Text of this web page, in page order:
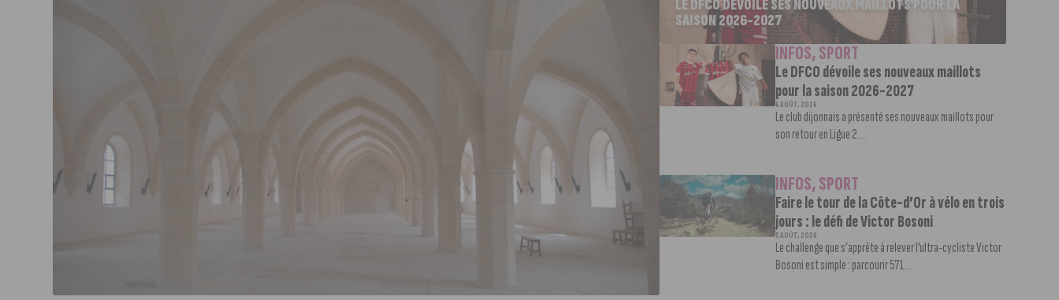
LE DFCO DÉVOILE SES NOUVEAUX MAILLOTS POUR LA
SAISON 2026-2027
INFOS,SPORT
Le DFCO dévoile ses nouveaux maillots
pour la saison 2026-2027
6 AOÛT, 2026
Le club dijonnais a présenté ses nouveaux maillots pour
son retour en Ligue 2....
INFOS,SPORT
Faire le tour de la Côte-d’Or à vélo en trois
jours : le défi de Victor Bosoni
5 AOÛT, 2026
Le challenge que s’apprête à relever l’ultra-cycliste Victor
Bosoni est simple : parcourir 571...